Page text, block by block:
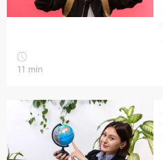
11 min